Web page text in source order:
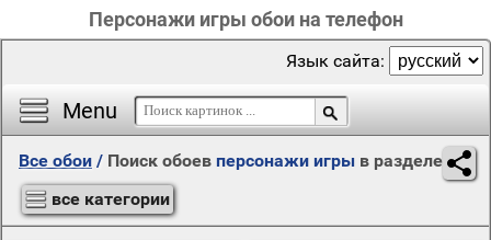
Персонажи игры обои на телефон
Menu
Язык сайта:
Все обои / Поиск обоев персонажи игры в разделе
все категории